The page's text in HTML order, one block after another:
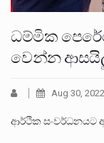
ධම්මික
වෙන්න
Aug 30, 2022
ආර්ථික සංවර්ධනයට